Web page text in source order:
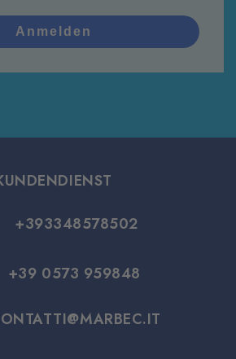
Anmelden
+393348578502
+39 0573 959848